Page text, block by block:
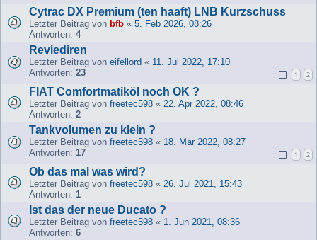
Cytrac DX Premium (ten haaft) LNB Kurzschuss
Letzter Beitrag von bfb « 5. Feb 2026, 08:26
Antworten: 4
Reviediren
Letzter Beitrag von eifellord « 11. Jul 2022, 17:10
Antworten: 23 1 2
FIAT Comfortmatiköl noch OK ?
Letzter Beitrag von freetec598 « 22. Apr 2022, 08:46
Antworten: 2
Tankvolumen zu klein ?
Letzter Beitrag von freetec598 « 18. Mär 2022, 08:27
Antworten: 17 1 2
Ob das mal was wird?
Letzter Beitrag von freetec598 « 26. Jul 2021, 15:43
Antworten: 1
Ist das der neue Ducato ?
Letzter Beitrag von freetec598 « 1. Jun 2021, 08:36
Antworten: 6